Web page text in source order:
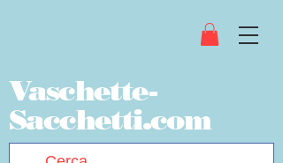
Vaschette-
Sacchetti.com